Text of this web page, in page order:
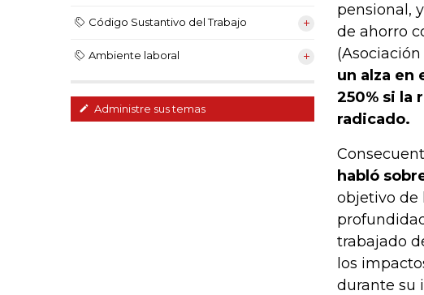
Código Sustantivo del Trabajo
Ambiente laboral
Administre sus temas
pensional,
de ahorro
un alza en
250% si la
radicado.
habló
objetivo de
trabajado
los
durante su